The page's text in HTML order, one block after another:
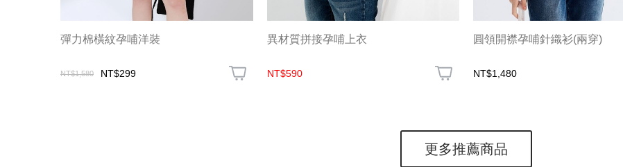
彈力棉橫紋孕哺洋裝
NT$1,580 NT$299
異材質拼接孕哺上衣
NT$590
圓領開襟孕哺針織衫(兩穿)
NT$1,480
更多推薦商品